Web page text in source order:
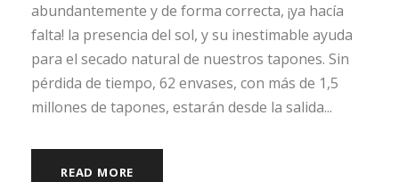
abundantemente y de forma correcta, ¡ya hacía
falta! la presencia del sol, y su inestimable ayuda
para el secado natural de nuestros tapones. Sin
pérdida de tiempo, 62 envases, con más de 1,5
millones de tapones, estarán desde la salida...
READ MORE